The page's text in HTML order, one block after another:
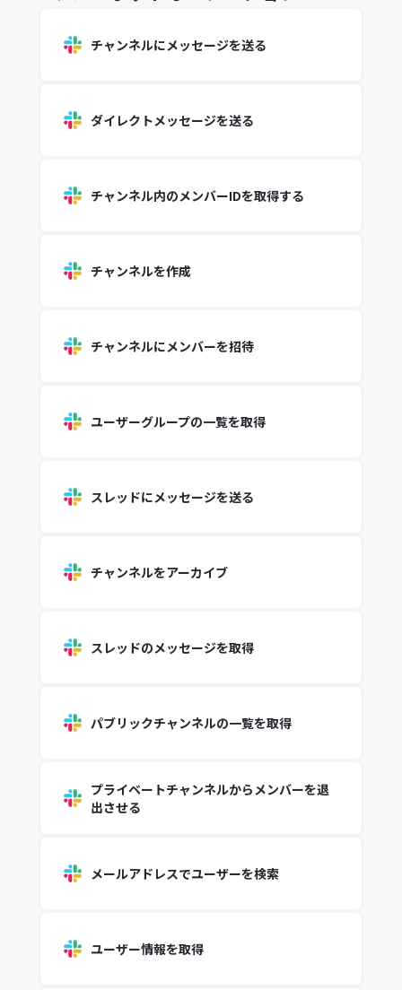
チャンネルにメッセージを送る
ダイレクトメッセージを送る
チャンネル内のメンバーIDを取得する
チャンネルを作成
チャンネルにメンバーを招待
ユーザーグループの一覧を取得
スレッドにメッセージを送る
チャンネルをアーカイブ
スレッドのメッセージを取得
パブリックチャンネルの一覧を取得
プライベートチャンネルからメンバーを退
出させる
メールアドレスでユーザーを検索
ユーザー情報を取得